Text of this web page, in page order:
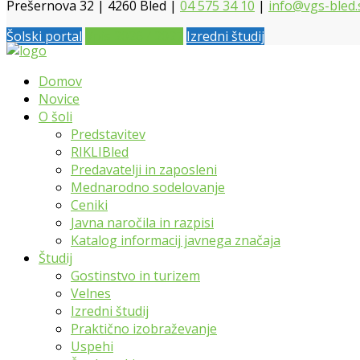
Prešernova 32 | 4260 Bled | 04 575 34 10 | info@vgs-
Šolski portal
Izredni študij
Domov
Novice
O šoli
Predstavitev
RIKLIBled
Predavatelji in zaposleni
Mednarodno sodelovanje
Ceniki
Javna naročila in razpisi
Katalog informacij javnega značaja
Študij
Gostinstvo in turizem
Velnes
Izredni študij
Praktično izobraževanje
Uspehi